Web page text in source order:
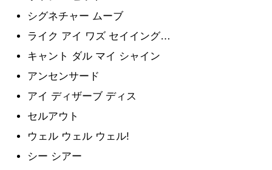
シグネチャー ムーブ
ライク アイ ワズ セイイング…
キャント ダル マイ シャイン
アンセンサード
アイ ディザーブ ディス
セルアウト
ウェル ウェル ウェル!
シー シアー